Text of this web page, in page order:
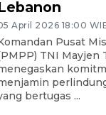
April 2026 18:00
Pusat
TNI Mayjen
bertugas ...